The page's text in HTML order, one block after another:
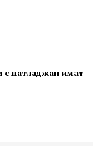
с патладжан имат